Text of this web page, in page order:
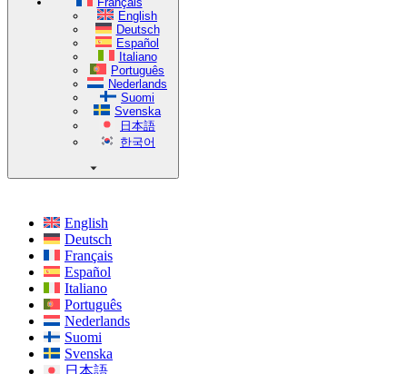
English
Deutsch
Español
Italiano
Português
Nederlands
Suomi
Svenska
日本語
한국어
English
Deutsch
Français
Español
Italiano
Português
Nederlands
Suomi
Svenska
日本語